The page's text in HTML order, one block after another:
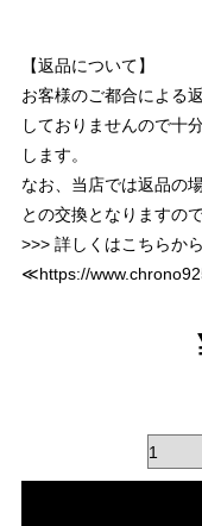
【返品について】
お客様のご都合による
しておりませんので十
します。
なお、当店では返品の
との交換となりますの
>>> 詳しくはこちらから
≪https://